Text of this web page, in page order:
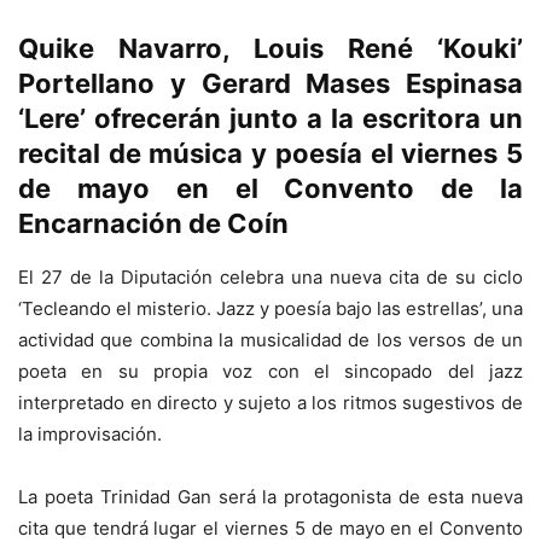
Quike Navarro, Louis René ‘Kouki’
Portellano y Gerard Mases Espinasa
‘Lere’ ofrecerán junto a la escritora un
recital de música y poesía el viernes 5
de mayo en el Convento de la
Encarnación de Coín
El 27 de la Diputación celebra una nueva cita de su ciclo
‘Tecleando el misterio. Jazz y poesía bajo las estrellas’, una
actividad que combina la musicalidad de los versos de un
poeta en su propia voz con el sincopado del jazz
interpretado en directo y sujeto a los ritmos sugestivos de
la improvisación.
La poeta Trinidad Gan será la protagonista de esta nueva
cita que tendrá lugar el viernes 5 de mayo en el Convento